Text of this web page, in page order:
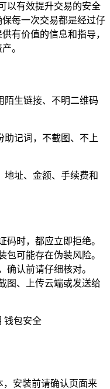
以有效提升交易的安全
每一次交易都是经过仔
有价值的信息和指导，
。
陌生链接、不明二维码
助记词，不截图、不上
地址、金额、手续费和
码时，都应立即拒绝。
包可能存在伪装风险。
确认前请仔细核对。
图、上传云端或发送给
钱包安全
，安装前请确认页面来